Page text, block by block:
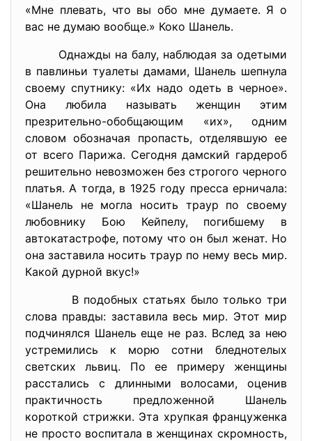
«Мне плевать, что вы обо мне думаете. Я о
вас не думаю вообще.» Коко Шанель.
Однажды на балу, наблюдая за одетыми
в павлиньи туалеты дамами, Шанель шепнула
своему спутнику: «Их надо одеть в черное».
Она любила называть женщин этим
презрительно-обобщающим «их», одним
словом обозначая пропасть, отделявшую ее
от всего Парижа. Сегодня дамский гардероб
решительно невозможен без строгого черного
платья. А тогда, в 1925 году пресса ерничала:
«Шанель не могла носить траур по своему
любовнику Бою Кейпелу, погибшему в
автокатастрофе, потому что он был женат. Но
она заставила носить траур по нему весь мир.
Какой дурной вкус!»
В подобных статьях было только три
слова правды: заставила весь мир. Этот мир
подчинялся Шанель еще не раз. Вслед за нею
устремились к морю сотни бледнотелых
светских львиц. По ее примеру женщины
расстались с длинными волосами, оценив
практичность предложенной Шанель
короткой стрижки. Эта хрупкая француженка
не просто воспитала в женщинах скромность,